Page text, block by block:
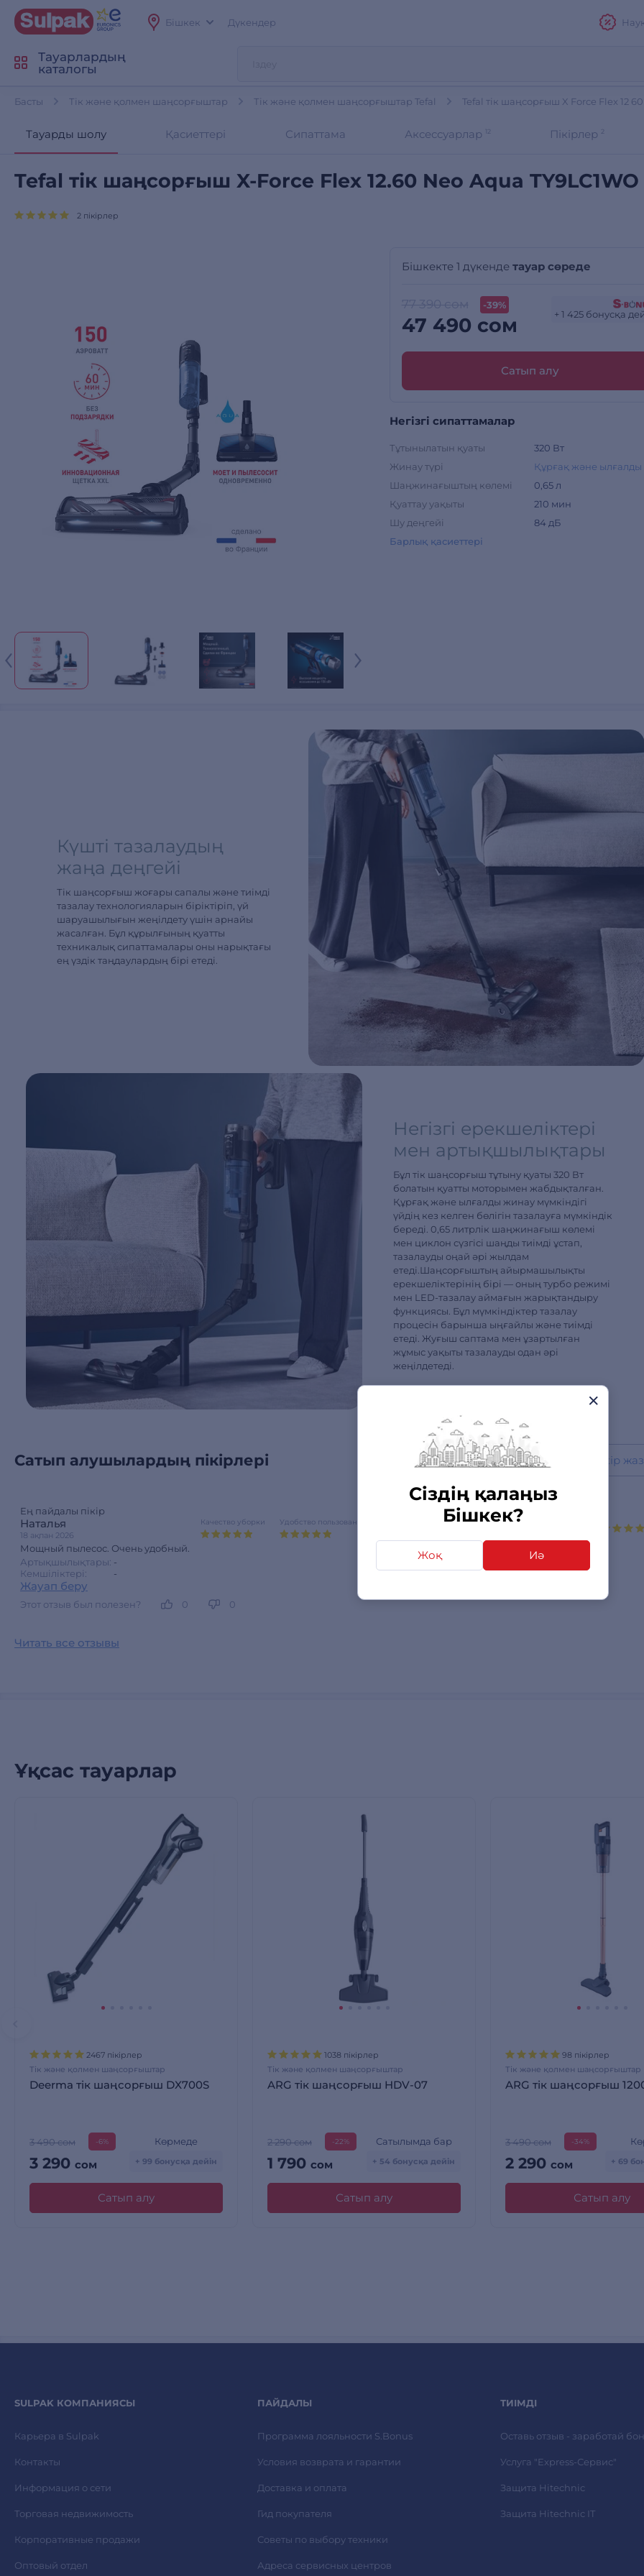
Сіздің қалаңыз
Бішкек?
Жоқ Иә
Бішкек Дүкендер
Тауарлардың
каталогы
Басты Тік және қолмен шаңсорғыштар Тік және қолмен шаңсорғыштар Tefal Tefal тік шаңсорғыш X Force Flex 12
Тауарды шолу Қасиеттері Сипаттама Аксессуарлар 12 Пікірлер 2
Tefal тік шаңсорғыш X-Force Flex 12.60 Neo Aqua TY9LC1WO
2 пікірлер
Бішкекте 1 дүкенде тауар сөреде
-39%
47 490 сом + 1 425 бонусқа
Сатып алу
Негізгі сипаттамалар
Тұтынылатын қуаты
320 Вт
Жинау түрі
Құрғақ және ылғалды
Шаңжинағыштың көлемі
0,65 л
Қуаттау уақыты
210 мин
Шу деңгейі
84 дБ
Барлық қасиеттері
Күшті тазалаудың
жаңа деңгейі
Тік шаңсорғыш жоғары сапалы және тиімді
тазалау технологияларын біріктіріп, үй
шаруашылығын жеңілдету үшін арнайы
жасалған. Бұл құрылғының қуатты
техникалық сипаттамалары оны нарықтағы
ең үздік таңдаулардың бірі етеді.
Негізгі ерекшеліктері
мен артықшылықтары
Бұл тік шаңсорғыш тұтыну қуаты 320 Вт
болатын қуатты моторымен жабдықталған.
Құрғақ және ылғалды жинау мүмкіндігі
үйдің кез келген бөлігін тазалауға мүмкіндік
береді. 0,65 литрлік шаңжинағыш көлемі
мен циклон сүзгісі шаңды тиімді ұстап,
тазалауды оңай әрі жылдам
етеді.Шаңсорғыштың айырмашылықты
ерекшеліктерінің бірі — оның турбо режимі
мен LED-тазалау аймағын жарықтандыру
функциясы. Бұл мүмкіндіктер тазалау
процесін барынша ыңғайлы және тиімді
етеді. Жуғыш саптама мен ұзартылған
жұмыс уақыты тазалауды одан әрі
жеңілдетеді.
Сатып алушылардың пікірлері Пікір
Ең пайдалы пікір
Наталья
18 ақпан 2026
Качество уборки Удобство пользования Функциональность
Мощный пылесос. Очень удобный.
Артықшылықтары: -
Кемшіліктері:
-
Жауап беру
Этот отзыв был полезен? 0 0
Читать все отзывы
Ұқсас тауарлар
2467 пікірлер
Тік және қолмен шаңсорғыштар
Deerma тік шаңсорғыш DX700S
3 490 сом -6%
3 290 сом
Көрмеде
+ 99 бонусқа дейін
Сатып алу
1038 пікірлер
Тік және қолмен шаңсорғыштар
ARG тік шаңсорғыш HDV-07
2 290 сом -22%
1 790 сом
Сатылымда бар
+ 54 бонусқа дейін
Сатып алу
98 пікірлер
Тік және қолмен шаңсорғыштар
ARG тік шаңсорғыш
3 490 сом -34%
2 290 сом + 69
Сатып алу
SULPAK КОМПАНИЯСЫ
Карьера в Sulpak
Контакты
Информация о сети
Торговая недвижимость
Корпоративные продажи
Оптовый отдел
ПАЙДАЛЫ
Программа лояльности S.Bonus
Условия возврата и гарантии
Доставка и оплата
Гид покупателя
Советы по выбору техники
Адреса сервисных центров
ТИІМДІ
Оставь отзыв - заработай
Услуга "Express-Сервис"
Защита Hitechnic
Защита Hitechnic IT